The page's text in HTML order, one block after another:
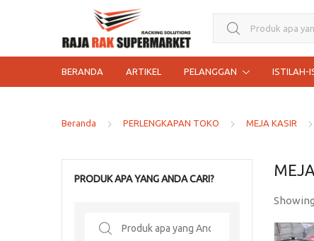
Search for:
BERANDA ARTIKEL PELANGGAN ISTILAH-
Beranda PERLENGKAPAN TOKO MEJA KASIR
PRODUK APA YANG ANDA CARI?
Search